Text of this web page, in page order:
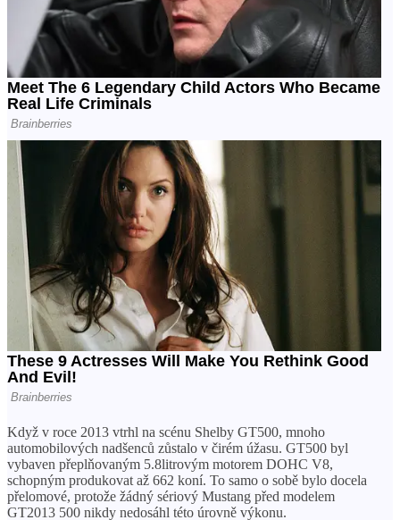
Když v roce 2013 vtrhl na scénu Shelby GT500, mnoho
automobilových nadšenců zůstalo v čirém úžasu. GT500 byl
vybaven přeplňovaným 5.8litrovým motorem DOHC V8,
schopným produkovat až 662 koní. To samo o sobě bylo docela
přelomové, protože žádný sériový Mustang před modelem
GT2013 500 nikdy nedosáhl této úrovně výkonu.